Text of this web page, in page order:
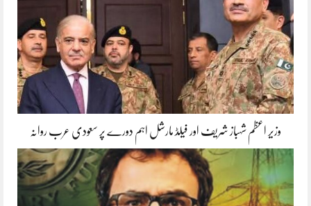
وزیر اعظم شہباز شریف اور فیلڈ مارشل اہم دورے پر سعودی عرب روانہ